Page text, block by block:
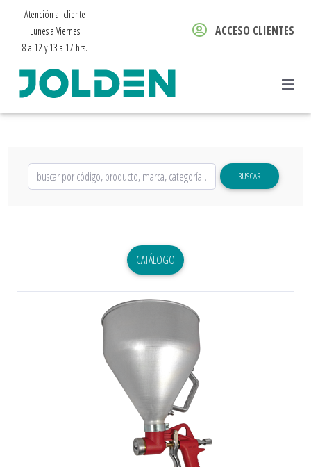
Atención al cliente
Lunes a Viernes
8 a 12 y 13 a 17 hrs.
ACCESO CLIENTES
BUSCAR
CATÁLOGO